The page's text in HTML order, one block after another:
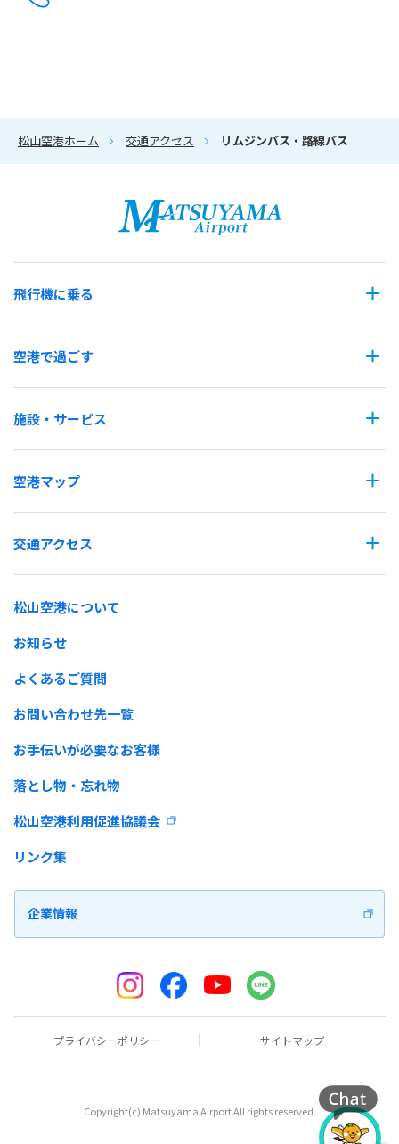
松山空港ホーム 交通アクセス リムジンバス・路線バス
飛行機に乗る
空港で過ごす
施設・サービス
空港マップ
交通アクセス
松山空港について
お知らせ
よくあるご質問
お問い合わせ先一覧
お手伝いが必要なお客様
落とし物・忘れ物
松山空港利用促進協議会
リンク集
企業情報
プライバシーポリシー サイトマップ
Copyright(c) Matsuyama Airport All rights reserved.